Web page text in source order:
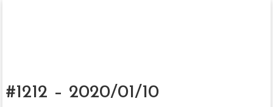
#1212 – 2020/01/10